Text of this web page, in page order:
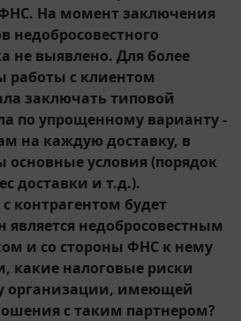
На момент заключения
недобросовестного
не выявлено. Для более
работы с клиентом
заключать типовой
по упрощенному варианту -
на каждую доставку, в
основные условия (порядок
доставки и т.д.).
контрагентом будет
является недобросовестным
и со стороны ФНС к нему
какие налоговые риски
организации, имеющей
с таким партнером?